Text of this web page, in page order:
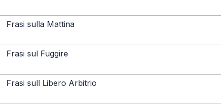
Frasi sulla Mattina
Frasi sul Fuggire
Frasi sull Libero Arbitrio